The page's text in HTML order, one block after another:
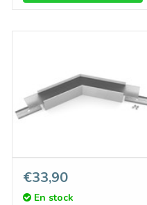
Profilé LED d'angle de 135°
pour EVO302
€33,90
En stock